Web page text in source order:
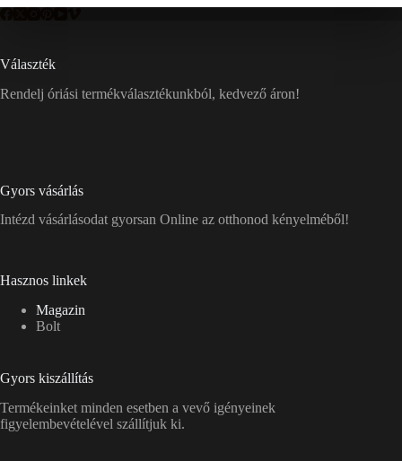
Választék
Rendelj óriási termékválasztékunkból, kedvező áron!
Gyors vásárlás
Intézd vásárlásodat gyorsan Online az otthonod kényelméből!
Hasznos linkek
Magazin
Bolt
Gyors kiszállítás
Termékeinket minden esetben a vevő igényeinek
figyelembevételével szállítjuk ki.